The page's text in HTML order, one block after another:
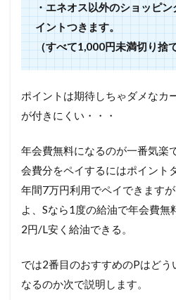
・エネオス以外のショッピ
イントつきます。
（すべて1,000円未満切り捨
ポイントは期待しちゃダメなカ
が付きにくい・・・
年会費無料になるのが一番気楽
会費分をペイするにはポイント
年間7万円利用でペイできます
よ、Sなら1度の給油で年会費無
2円/L安く給油できる。
では2番目のおすすめのPはどう
なるのか次で説明します。